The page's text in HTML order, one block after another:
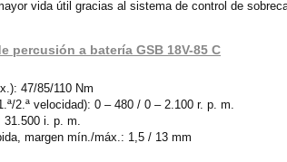
vida útil gracias al sistema de control de
percusión a batería GSB 18V-85 C
47/85/110 Nm
2.ª velocidad): 0 – 480 / 0 – 2.100 r. p. m.
31.500 i. p. m.
margen mín./máx.: 1,5 / 13 mm